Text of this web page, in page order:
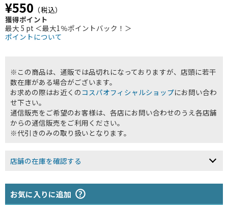
¥550 （税込）
獲得ポイント
最大 5 pt ＜最大1％ポイントバック！＞
ポイントについて
※この商品は、通販では品切れになっておりますが、店頭に若干
数在庫がある場合がございます。
お求めの際はお近くの コスパオフィシャルショップにお問い合わ
せ下さい。
通信販売をご希望のお客様は、各店にお問い合わせのうえ各店舗
からの通信販売をご利用ください。
※代引きのみの取り扱いとなります。
店舗の在庫を確認する
お気に入りに追加